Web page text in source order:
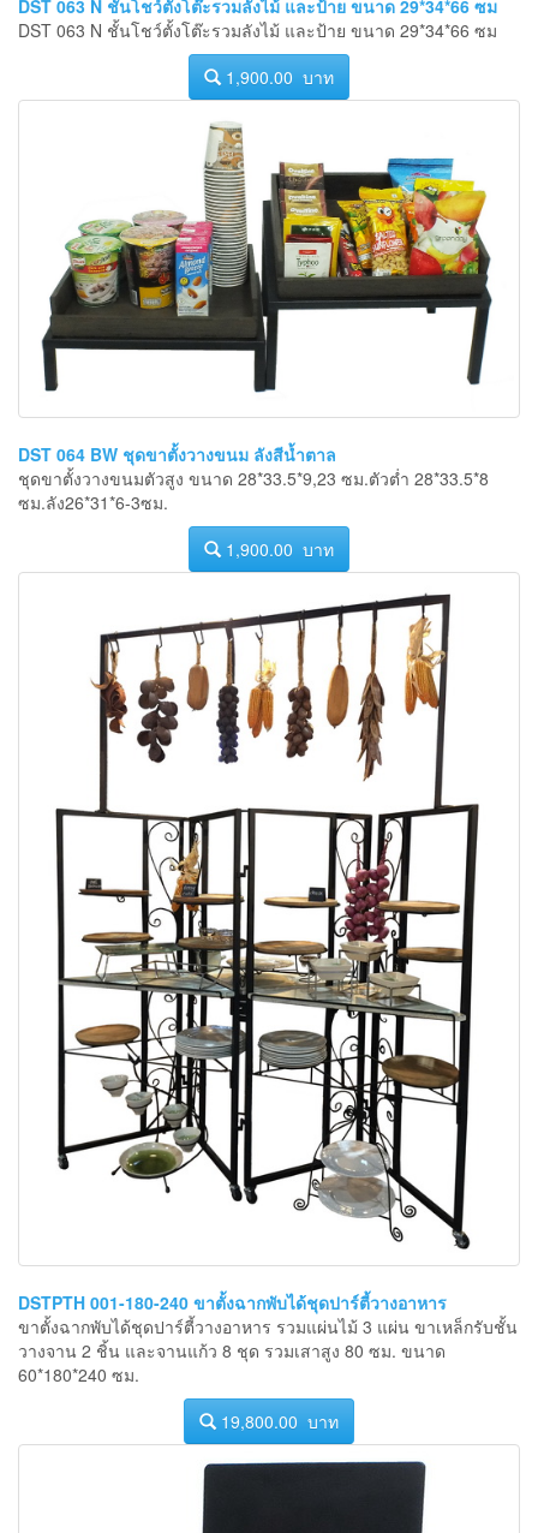
DST 063 N ชั้นโชว์ตั้งโต๊ะรวมลังไม้ และป้าย ขนาด 29*34*66 ซม
DST 063 N ชั้นโชว์ตั้งโต๊ะรวมลังไม้ และป้าย ขนาด 29*34*66 ซม
1,900.00 บาท
DST 064 BW ชุดขาตั้งวางขนม ลังสีน้ำตาล
ชุดขาตั้งวางขนมตัวสูง ขนาด 28*33.5*9,23 ซม.ตัวต่ำ 28*33.5*8
ซม.ลัง26*31*6-3ซม.
1,900.00 บาท
DSTPTH 001-180-240 ขาตั้งฉากพับได้ชุดปาร์ตี้วางอาหาร
ขาตั้งฉากพับได้ชุดปาร์ตี้วางอาหาร รวมแผ่นไม้ 3 แผ่น ขาเหล็กรับชั้น
วางจาน 2 ชิ้น และจานแก้ว 8 ชุด รวมเสาสูง 80 ซม. ขนาด
60*180*240 ซม.
19,800.00 บาท